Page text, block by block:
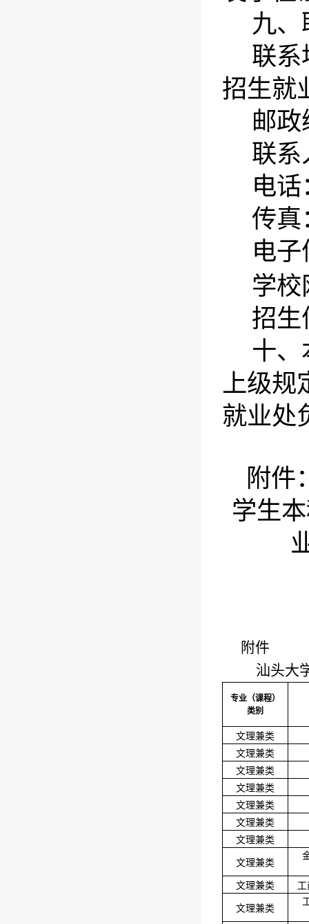
九、
联系
招生就
邮政
联系
电话
传真
电
学校
招生
十、
上级规
就业处
附件
学生
附件
汕头大
专业（课程）
类别
文理兼类
文理兼类
文理兼类
文理兼类
文理兼类
文理兼类
文理兼类
文理兼类
文理兼类
文理兼类